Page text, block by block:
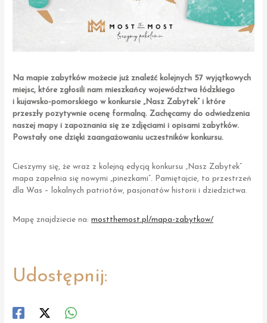
Na mapie zabytków możecie już znaleźć kolejnych 57 wyjątkowych
miejsc, które zgłosili nam mieszkańcy województwa łódzkiego
i kujawsko-pomorskiego w konkursie „Nasz Zabytek” i które
przeszły pozytywnie ocenę formalną. Zachęcamy do odwiedzenia
naszej mapy i zapoznania się ze zdjęciami i opisami zabytków.
Powstały one dzięki zaangażowaniu uczestników konkursu.
Cieszymy się, że wraz z kolejną edycją konkursu „Nasz Zabytek”
mapa zapełnia się nowymi „pinezkami”. Pamiętajcie, to przestrzeń
dla Was – lokalnych patriotów, pasjonatów historii i dziedzictwa.
Mapę znajdziecie na:mostthemost.pl/mapa-zabytkow/
Udostępnij: